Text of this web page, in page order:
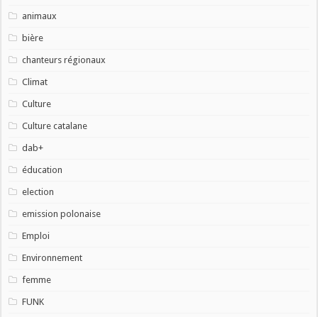
animaux
bière
chanteurs régionaux
Climat
Culture
Culture catalane
dab+
éducation
election
emission polonaise
Emploi
Environnement
femme
FUNK